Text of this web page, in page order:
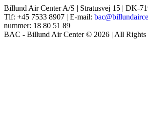
Billund Air Center A/S | Stratusvej 15 | DK-
Tlf: +45 7533 8907 | E-mail:
nummer: 18 80 51 89
BAC - Billund Air Center © 2026 | All Rights